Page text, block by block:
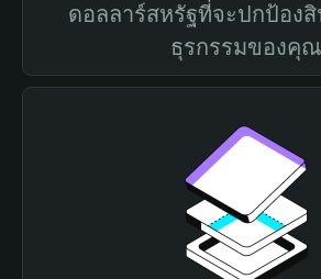
ดอลลาร์สหรัฐที่จะปกป้อง
ธุรกรรมของคุณ